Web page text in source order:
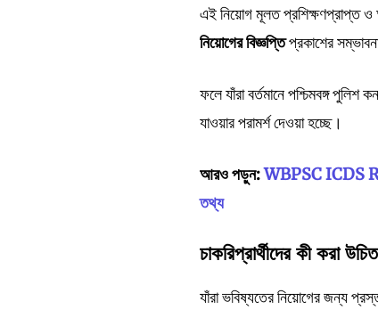
এই নিয়োগ মূলত প্রশিক্ষণপ্রাপ্ত ও
নিয়োগেরবিজ্ঞপ্তিপ্রকাশের
ফলে যাঁরা বর্তমানে পশ্চিমবঙ্গ
যাওয়ার পরামর্শ দেওয়া হচ্ছে।
আরও পড়ুন:WBPSC ICDS
তথ্য
চাকরিপ্রার্থীদেরকীকরা
যাঁরা ভবিষ্যতের নিয়োগের জন্য